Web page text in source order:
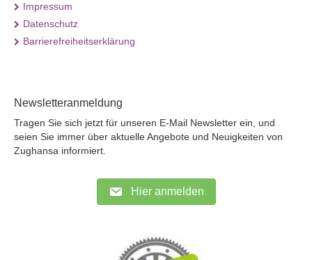
Impressum
Datenschutz
Barrierefreiheitserklärung
Newsletteranmeldung
Tragen Sie sich jetzt für unseren E-Mail Newsletter ein, und
seien Sie immer über aktuelle Angebote und Neuigkeiten von
Zughansa informiert.
Hier anmelden